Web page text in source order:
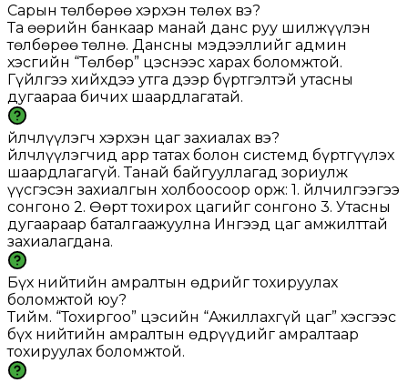
Сарын төлбөрөө хэрхэн төлөх вэ?
Та өөрийн банкаар манай данс руу шилжүүлэн
төлбөрөө төлнө. Дансны мэдээллийг админ
хэсгийн “Төлбөр” цэснээс харах боломжтой.
Гүйлгээ хийхдээ утга дээр бүртгэлтэй утасны
дугаараа бичих шаардлагатай.
Үйлчлүүлэгч хэрхэн цаг захиалах вэ?
Үйлчлүүлэгчид app татах болон системд бүртгүүлэх
шаардлагагүй. Танай байгууллагад зориулж
үүсгэсэн захиалгын холбоосоор орж: 1. Үйлчилгээгээ
сонгоно 2. Өөрт тохирох цагийг сонгоно 3. Утасны
дугаараар баталгаажуулна Ингээд цаг амжилттай
захиалагдана.
Бүх нийтийн амралтын өдрийг тохируулах
боломжтой юу?
Тийм. “Тохиргоо” цэсийн “Ажиллахгүй цаг” хэсгээс
бүх нийтийн амралтын өдрүүдийг амралтаар
тохируулах боломжтой.